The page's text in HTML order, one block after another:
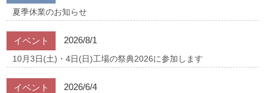
夏季休業のお知らせ
イベント 2026/8/1
10月3日(土)・4日(日)工場の祭典2026に参加します
イベント 2026/6/4